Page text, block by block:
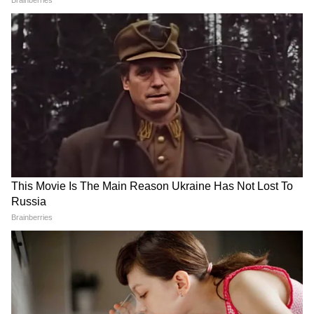
ये भी पढ़ें-
200 रु. में मेकअप ऑर्गेनाइजर बॉक्स,
कम जगह में सारा सामान करें सेट
Lifestyle News in Hindi (लाइफ स्टाइल न्यूज़): Read
latest lifestyle news in Hindi, Fashion news
in Hindi, Beauty tips, Relationship advice,
Health tips, Travel news in Hindi online at
Asianet News Hindi.